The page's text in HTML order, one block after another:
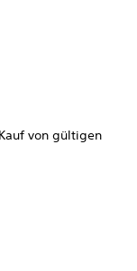
von gültigen